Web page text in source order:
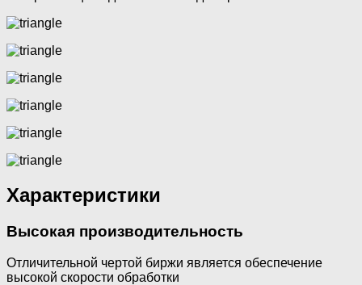
Характеристики
Высокая производительность
Отличительной чертой биржи является обеспечение
высокой скорости обработки